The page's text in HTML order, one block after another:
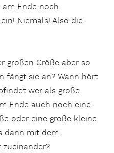
am Ende noch
Niemals! Also die
großen Größe aber so
fängt sie an? Wann hört
wer als große
Ende auch noch eine
oder eine große kleine
dann mit dem
zueinander?